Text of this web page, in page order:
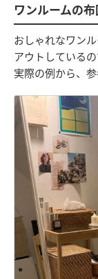
ワンルームの
おしゃれなワン
アウトしているの
実際の例から、